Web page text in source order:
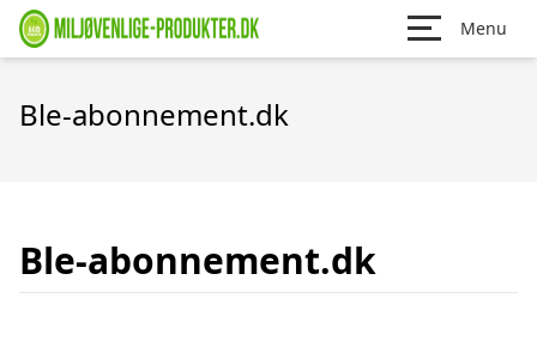
Menu
Ble-abonnement.dk
Ble-abonnement.dk